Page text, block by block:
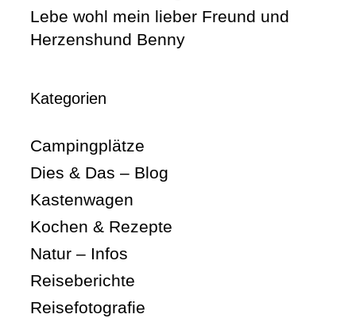
Lebe wohl mein lieber Freund und
Herzenshund Benny
Kategorien
Campingplätze
Dies & Das – Blog
Kastenwagen
Kochen & Rezepte
Natur – Infos
Reiseberichte
Reisefotografie